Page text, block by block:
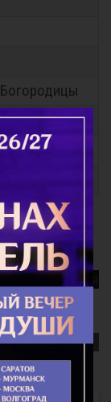
Московский и